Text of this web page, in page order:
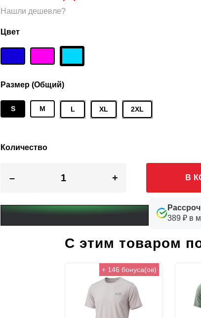
Нашли дешевле?
Цвет
Размер (Общий)
S M L XL 2XL
Количество
– + В
389 ₽ в
С этим товаром
+ 146 бонуса(ов)